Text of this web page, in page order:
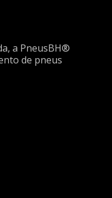
a PneusBH®
de pneus